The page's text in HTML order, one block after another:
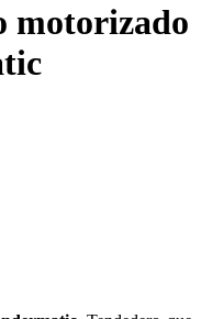
motorizado